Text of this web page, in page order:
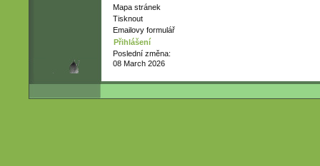
Mapa stránek
Tisknout
Emailovy formulář
Přihlášení
Poslední změna:
08 March 2026